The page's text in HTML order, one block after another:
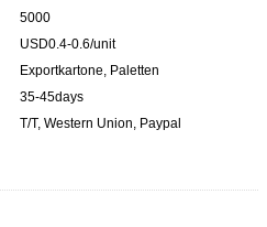
5000
USD0.4-0.6/unit
Exportkartone, Paletten
35-45days
T/T, Western Union, Paypal